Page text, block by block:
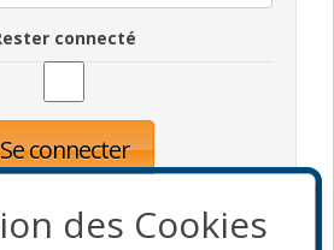
connecté
Se connecter
des Cookies